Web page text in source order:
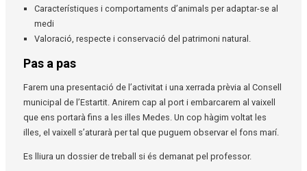
Característiques i comportaments d’animals per adaptar-se al
medi
Valoració, respecte i conservació del patrimoni natural.
Pas a pas
Farem una presentació de l’activitat i una xerrada prèvia al Consell
municipal de l’Estartit. Anirem cap al port i embarcarem al vaixell
que ens portarà fins a les illes Medes. Un cop hàgim voltat les
illes, el vaixell s’aturarà per tal que puguem observar el fons marí.
Es lliura un dossier de treball si és demanat pel professor.